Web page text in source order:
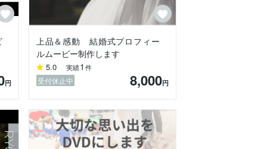
円
上品＆感動 結婚式プロフィー
ルムービー制作します
5.0 実績1 件
受付休止中 8,000円